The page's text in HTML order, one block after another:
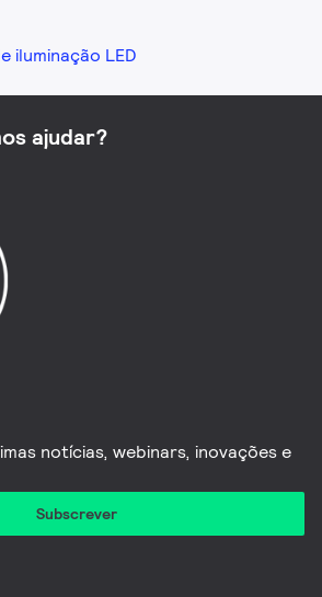
iluminação LED
ajudar?
notícias, webinars, inovações e
Subscrever